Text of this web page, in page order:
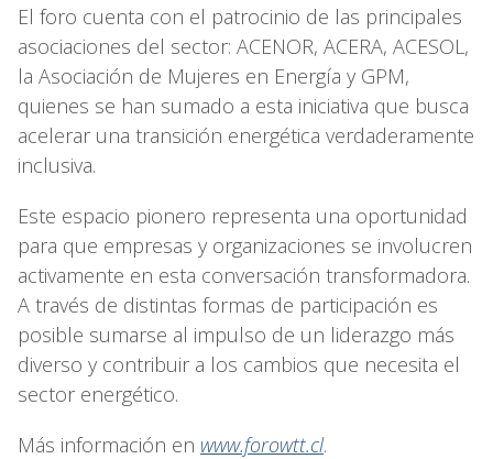
El foro cuenta con el patrocinio de las principales
asociaciones del sector: ACENOR, ACERA, ACESOL,
la Asociación de Mujeres en Energía y GPM,
quienes se han sumado a esta iniciativa que busca
acelerar una transición energética verdaderamente
inclusiva.
Este espacio pionero representa una oportunidad
para que empresas y organizaciones se involucren
activamente en esta conversación transformadora.
A través de distintas formas de participación es
posible sumarse al impulso de un liderazgo más
diverso y contribuir a los cambios que necesita el
sector energético.
Más información en www.forowtt.cl.